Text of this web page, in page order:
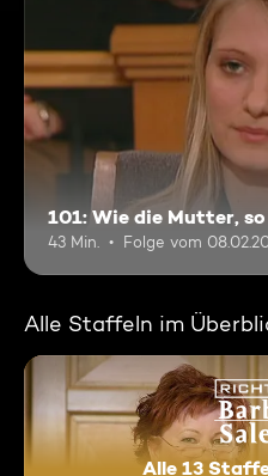
101: Wie die Mutter,
43 Min. Folge vom
Alle Staffeln im
Alle 13